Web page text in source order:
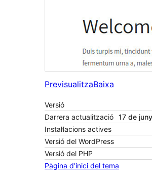
PrevisualitzaBaixa
Versió
Darrera actualització 17 de
Instal·lacions actives
Versió del WordPress
Versió del PHP
Pàgina d’inici del tema